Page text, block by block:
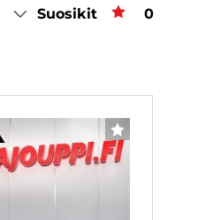
Suosikit 0
SUOSIKKI